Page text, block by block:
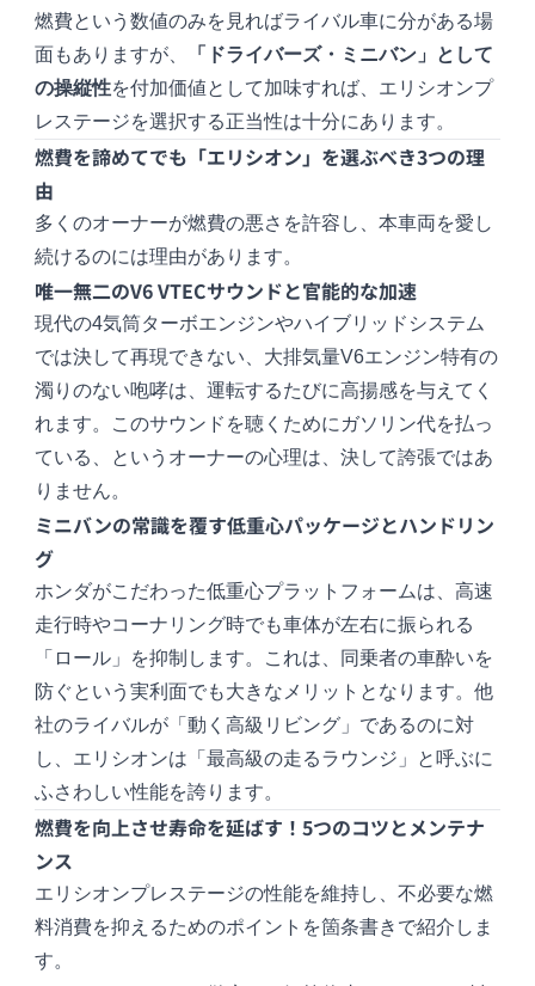
燃費という数値のみを見ればライバル車に分がある場
面もありますが、
「ドライバーズ・ミニバン」として
の操縦性を付加価値として加味すれば、エリシオンプ
レステージを選択する正当性は十分にあります。
燃費を諦めてでも「エリシオン」を選ぶべき3つの理
由
多くのオーナーが燃費の悪さを許容し、本車両を愛し
続けるのには理由があります。
唯一無二のV6 VTECサウンドと官能的な加速
現代の4気筒ターボエンジンやハイブリッドシステム
では決して再現できない、大排気量V6エンジン特有の
濁りのない咆哮は、運転するたびに高揚感を与えてく
れます。このサウンドを聴くためにガソリン代を払っ
ている、というオーナーの心理は、決して誇張ではあ
りません。
ミニバンの常識を覆す低重心パッケージとハンドリン
グ
ホンダがこだわった低重心プラットフォームは、高速
走行時やコーナリング時でも車体が左右に振られる
「ロール」を抑制します。これは、同乗者の車酔いを
防ぐという実利面でも大きなメリットとなります。他
社のライバルが「動く高級リビング」であるのに対
し、エリシオンは「最高級の走るラウンジ」と呼ぶに
ふさわしい性能を誇ります。
燃費を向上させ寿命を延ばす！5つのコツとメンテナ
ンス
エリシオンプレステージの性能を維持し、不必要な燃
料消費を抑えるためのポイントを箇条書きで紹介しま
す。